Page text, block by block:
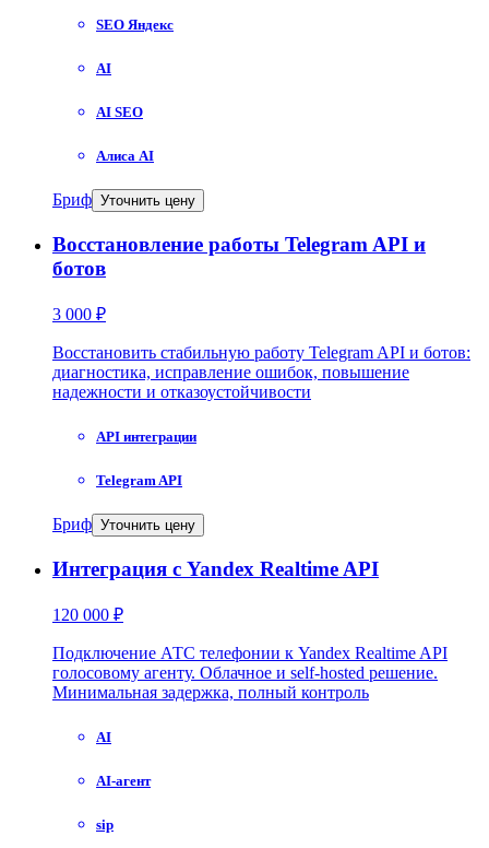
SEO Яндекс
AI
AI SEO
Алиса AI
Бриф Уточнить цену
Восстановление работы Telegram API и
ботов
3 000 ₽
Восстановить стабильную работу Telegram API и ботов:
диагностика, исправление ошибок, повышение
надежности и отказоустойчивости
API интеграции
Telegram API
Бриф Уточнить цену
Интеграция с Yandex Realtime API
120 000 ₽
Подключение АТС телефонии к Yandex Realtime API
голосовому агенту. Облачное и self-hosted решение.
Минимальная задержка, полный контроль
AI
AI-агент
sip